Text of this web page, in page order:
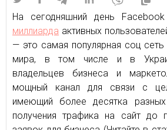
На сегодняшний день
миллиарда активных
— это самая популярная соц
мира, в том числе и в
владельцев бизнеса и
мощный канал для связи с
имеющий более десятка
получения трафика на сайт до